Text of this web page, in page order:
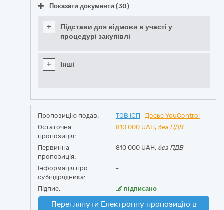
Показати документи (30)
+
Підстави для відмови в участі у
процедурі закупівлі
+ Інші
Пропозицію подав: ТОВ ІСП
Досьє YouControl
Остаточна
пропозиція:
810 000 UAH, без ПДВ
Первинна
пропозиція:
810 000 UAH, без ПДВ
Інформація про
субпідрядника:
-
Підпис: підписано
Переглянути Електронну пропозицію в